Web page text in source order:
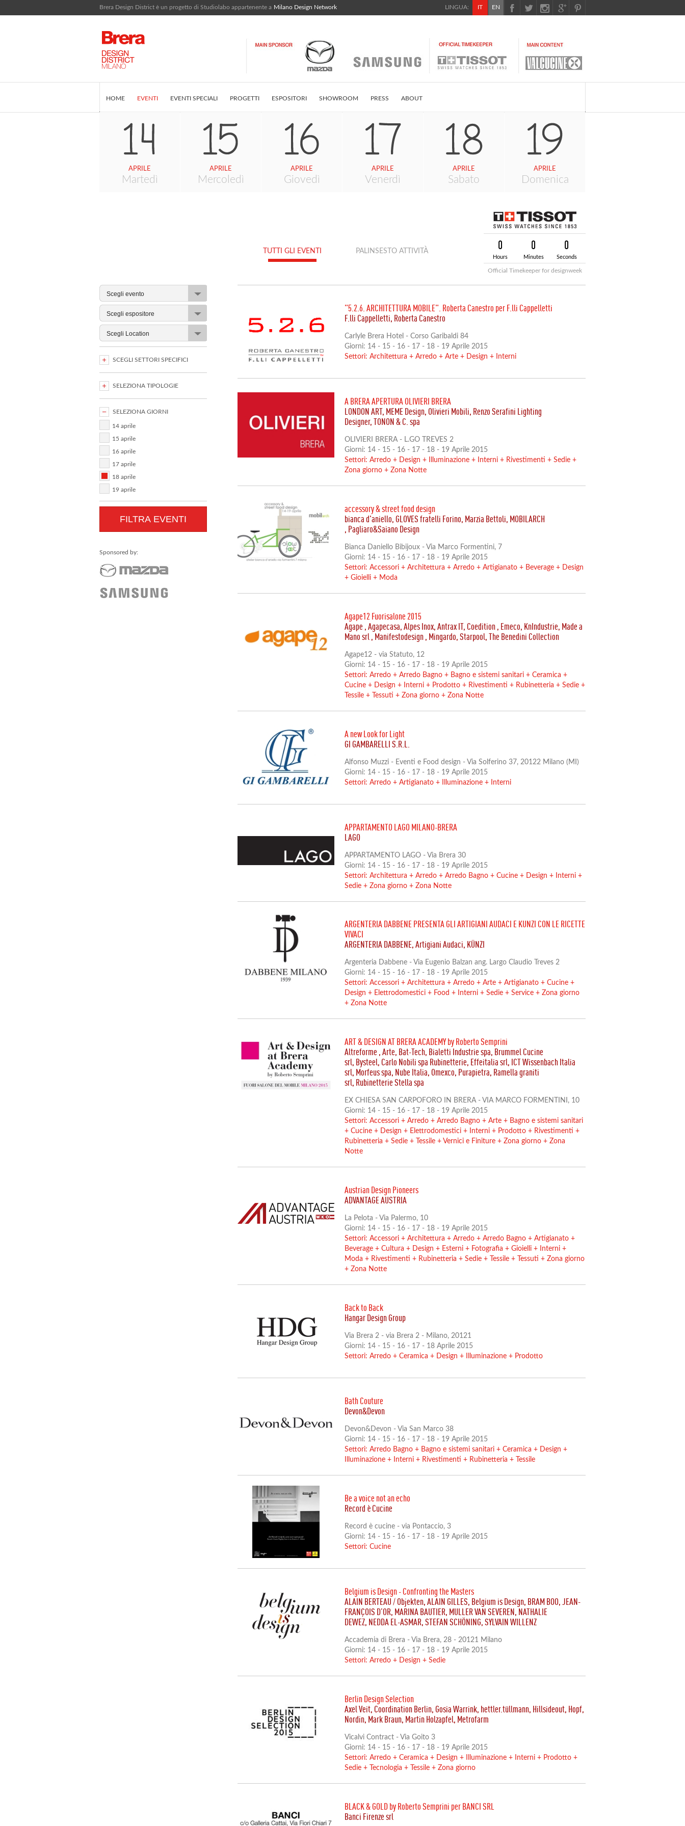
Brera Design District è un progetto di Studiolabo appartenente a Milano Design Network EN
IT
LINGUA:
HOME EVENTI EVENTI SPECIALI PROGETTI ESPOSITORI SHOWROOM PRESS ABOUT
EDITORIALE COS'È BRERA DESIGN DISTRICT INSTAGRAM FEED
APRILE
Martedì
APRILE
Mercoledì
APRILE
Giovedì
APRILE
Venerdì
APRILE
Sabato
APRILE
Domenica
TUTTI GLI EVENTI PALINSESTO ATTIVITÀ 0
Hours
0
Minutes
0
Seconds
Official Timekeeper for designweek
SCEGLI SETTORI SPECIFICI
SELEZIONA TIPOLOGIE
SELEZIONA GIORNI
14 aprile
15 aprile
16 aprile
17 aprile
18 aprile
19 aprile
Sponsored by:
"5.2.6. ARCHITETTURA MOBILE". Roberta Canestro per F.lli Cappelletti
F.lli Cappelletti, Roberta Canestro
Carlyle Brera Hotel - Corso Garibaldi 84
Giorni: 14 - 15 - 16 - 17 - 18 - 19 Aprile 2015
Settori: Architettura + Arredo + Arte + Design + Interni
A BRERA APERTURA OLIVIERI BRERA
LONDON ART, MEME Design, Olivieri Mobili, Renzo Serafini Lighting
Designer, TONON & C. spa
OLIVIERI BRERA - L.GO TREVES 2
Giorni: 14 - 15 - 16 - 17 - 18 - 19 Aprile 2015
Settori: Arredo + Design + Illuminazione + Interni + Rivestimenti + Sedie +
Zona giorno + Zona Notte
accessory & street food design
bianca d'aniello, GLOVES fratelli Forino, Marzia Bettoli, MOBILARCH
, Pagliaro&Saiano Design
Bianca Daniello Bibijoux - Via Marco Formentini, 7
Giorni: 14 - 15 - 16 - 17 - 18 - 19 Aprile 2015
Settori: Accessori + Architettura + Arredo + Artigianato + Beverage +
Design
+ Gioielli + Moda
Agape12 Fuorisalone 2015
Agape , Agapecasa, Alpes Inox, Antrax IT, Coedition , Emeco, KnIndustrie, Made a
Mano srl , Manifestodesign , Mingardo, Starpool, The Benedini Collection
Agape12 - via Statuto, 12
Giorni: 14 - 15 - 16 - 17 - 18 - 19 Aprile 2015
Settori: Arredo + Arredo Bagno + Bagno e sistemi sanitari + Ceramica +
Cucine + Design + Interni + Prodotto + Rivestimenti + Rubinetteria + Sedie +
Tessile + Tessuti + Zona giorno + Zona Notte
A new Look for Light
GI GAMBARELLI S.R.L.
Alfonso Muzzi - Eventi e Food design - Via Solferino 37, 20122 Milano (MI)
Giorni: 14 - 15 - 16 - 17 - 18 - 19 Aprile 2015
Settori: Arredo + Artigianato + Illuminazione + Interni
APPARTAMENTO LAGO MILANO-BRERA
LAGO
APPARTAMENTO LAGO - Via Brera 30
Giorni: 14 - 15 - 16 - 17 - 18 - 19 Aprile 2015
Settori: Architettura + Arredo + Arredo Bagno + Cucine + Design + Interni +
Sedie + Zona giorno + Zona Notte
ARGENTERIA DABBENE PRESENTA GLI ARTIGIANI AUDACI E KUNZI CON LE RICETTE
VIVACI
ARGENTERIA DABBENE, Artigiani Audaci, KÜNZI
Argenteria Dabbene - Via Eugenio Balzan ang. Largo Claudio Treves 2
Giorni: 14 - 15 - 16 - 17 - 18 - 19 Aprile 2015
Settori: Accessori + Architettura + Arredo + Arte + Artigianato + Cucine +
Design + Elettrodomestici + Food + Interni + Sedie + Service + Zona giorno
+ Zona Notte
ART & DESIGN AT BRERA ACADEMY by Roberto Semprini
Altreforme , Arte, Bat-Tech, Bialetti Industrie spa, Brummel Cucine
srl, Bysteel, Carlo Nobili spa Rubinetterie, Effeitalia srl, ICT Wissenbach Italia
srl, Morfeus spa, Nube Italia, Omexco, Purapietra, Ramella graniti
srl, Rubinetterie Stella spa
EX CHIESA SAN CARPOFORO IN BRERA - VIA MARCO FORMENTINI, 10
Giorni: 14 - 15 - 16 - 17 - 18 - 19 Aprile 2015
Settori: Accessori + Arredo + Arredo Bagno + Arte + Bagno e sistemi sanitari
+ Cucine + Design + Elettrodomestici + Interni + Prodotto + Rivestimenti +
Rubinetteria + Sedie + Tessile + Vernici e Finiture + Zona giorno + Zona
Notte
Austrian Design Pioneers
ADVANTAGE AUSTRIA
La Pelota - Via Palermo, 10
Giorni: 14 - 15 - 16 - 17 - 18 - 19 Aprile 2015
Settori: Accessori + Architettura + Arredo + Arredo Bagno + Artigianato +
Beverage + Cultura + Design + Esterni + Fotografia + Gioielli + Interni +
Moda + Rivestimenti + Rubinetteria + Sedie + Tessile + Tessuti + Zona giorno
+ Zona Notte
Back to Back
Hangar Design Group
Via Brera 2 - via Brera 2 - Milano, 20121
Giorni: 14 - 15 - 16 - 17 - 18 Aprile 2015
Settori: Arredo + Ceramica + Design + Illuminazione + Prodotto
Bath Couture
Devon&Devon
Devon&Devon - Via San Marco 38
Giorni: 14 - 15 - 16 - 17 - 18 - 19 Aprile 2015
Settori: Arredo Bagno + Bagno e sistemi sanitari + Ceramica + Design +
Illuminazione + Interni + Rivestimenti + Rubinetteria + Tessile
Be a voice not an echo
Record è Cucine
Record è cucine - via Pontaccio, 3
Giorni: 14 - 15 - 16 - 17 - 18 - 19 Aprile 2015
Settori: Cucine
Belgium is Design - Confronting the Masters
ALAIN BERTEAU / Objekten, ALAIN GILLES, Belgium is Design, BRAM BOO, JEAN-
FRANÇOIS D’OR, MARINA BAUTIER, MULLER VAN SEVEREN, NATHALIE
DEWEZ, NEDDA EL-ASMAR, STEFAN SCHÖNING, SYLVAIN WILLENZ
Accademia di Brera - Via Brera, 28 - 20121 Milano
Giorni: 14 - 15 - 16 - 17 - 18 - 19 Aprile 2015
Settori: Arredo + Design + Sedie
Berlin Design Selection
Axel Veit, Coordination Berlin, Gosia Warrink, hettler.tüllmann, Hillsideout, Hopf,
Nordin, Mark Braun, Martin Holzapfel, Metrofarm
Vicalvi Contract - Via Goito 3
Giorni: 14 - 15 - 16 - 17 - 18 - 19 Aprile 2015
Settori: Arredo + Ceramica + Design + Illuminazione + Interni + Prodotto +
Sedie + Tecnologia + Tessile + Zona giorno
BLACK & GOLD by Roberto Semprini per BANCI SRL
Banci Firenze srl